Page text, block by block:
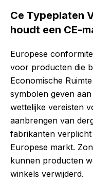
Ce Typeplaten
houdt een CE-
Europese
voor producten die
Economische
symbolen geven
wettelijke vereisten
aanbrengen van
fabrikanten
Europese markt.
kunnen producten
winkels verwijderd.